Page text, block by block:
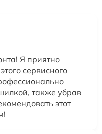
Я приятно
сервисного
также убрав
этот